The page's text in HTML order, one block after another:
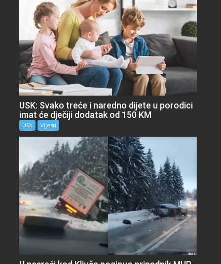
USK: Svako treće i naredno dijete u porodici
imat će dječiji dodatak od 150 KM
USK Vijesti